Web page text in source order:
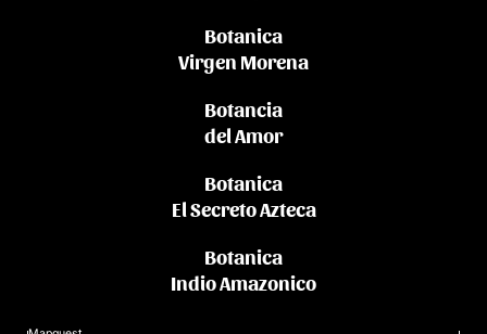
Botanica
Virgen Morena
Botancia
del Amor
Botanica
El Secreto Azteca
Botanica
Indio Amazonico